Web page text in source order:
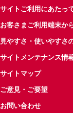
サイトご利用にあたっ
お客さまご利用端末か
見やすさ・使いやすさ
サイトメンテナンス情
サイトマップ
ご意見・ご要望
お問い合わせ